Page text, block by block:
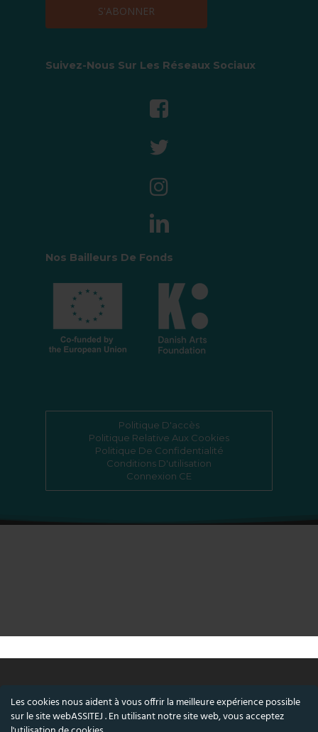
Suivez-Nous Sur Les Réseaux Sociaux
Nos Bailleurs De Fonds
Politique D'accès
Politique Relative Aux Cookies
Politique De Confidentialité
Conditions D'utilisation
Connexion CE
© ASSITEJ - Association internationale du
théâtre et des arts du spectacle pour enfants
Les cookies nous aident à vous offrir la meilleure expérience possible
sur le site webASSITEJ . En utilisant notre site web, vous acceptez